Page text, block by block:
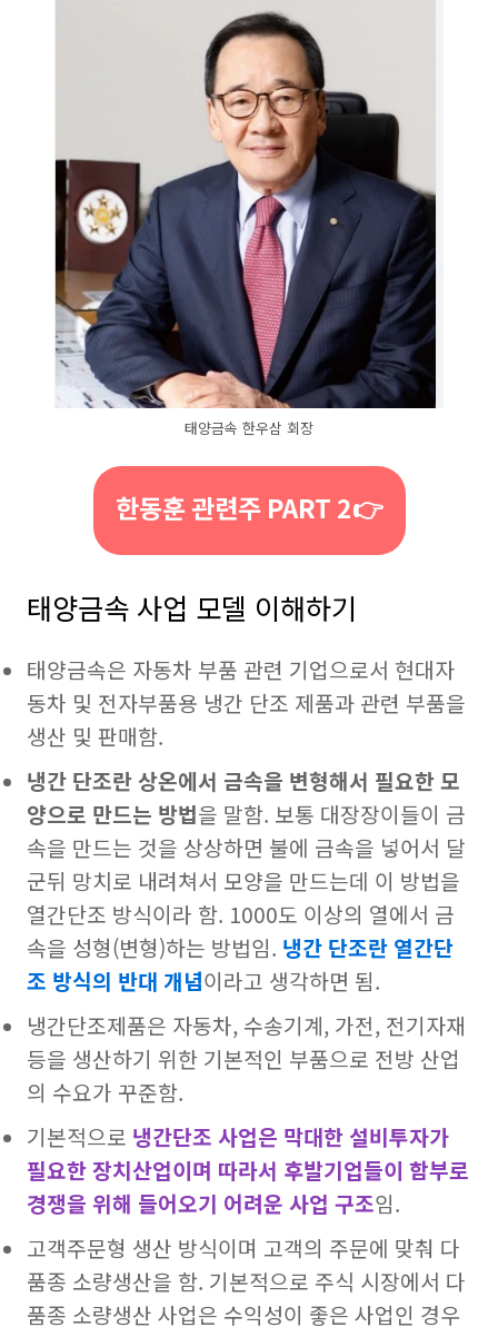
태양금속 한우삼 회장
한동훈 관련주 PART 2👉
태양금속 사업 모델 이해하기
태양금속은 자동차 부품 관련 기업으로서 현대자
동차 및 전자부품용 냉간 단조 제품과 관련 부품을
생산 및 판매함.
냉간 단조란 상온에서 금속을 변형해서 필요한 모
양으로 만드는 방법을 말함. 보통 대장장이들이 금
속을 만드는 것을 상상하면 불에 금속을 넣어서 달
군뒤 망치로 내려쳐서 모양을 만드는데 이 방법을
열간단조 방식이라 함. 1000도 이상의 열에서 금
속을 성형(변형)하는 방법임. 냉간 단조란 열간단
조 방식의 반대 개념이라고 생각하면 됨.
냉간단조제품은 자동차, 수송기계, 가전, 전기자재
등을 생산하기 위한 기본적인 부품으로 전방 산업
의 수요가 꾸준함.
기본적으로 냉간단조 사업은 막대한 설비투자가
필요한 장치산업이며 따라서 후발기업들이 함부로
경쟁을 위해 들어오기 어려운 사업 구조임.
고객주문형 생산 방식이며 고객의 주문에 맞춰 다
품종 소량생산을 함. 기본적으로 주식 시장에서 다
품종 소량생산 사업은 수익성이 좋은 사업인 경우